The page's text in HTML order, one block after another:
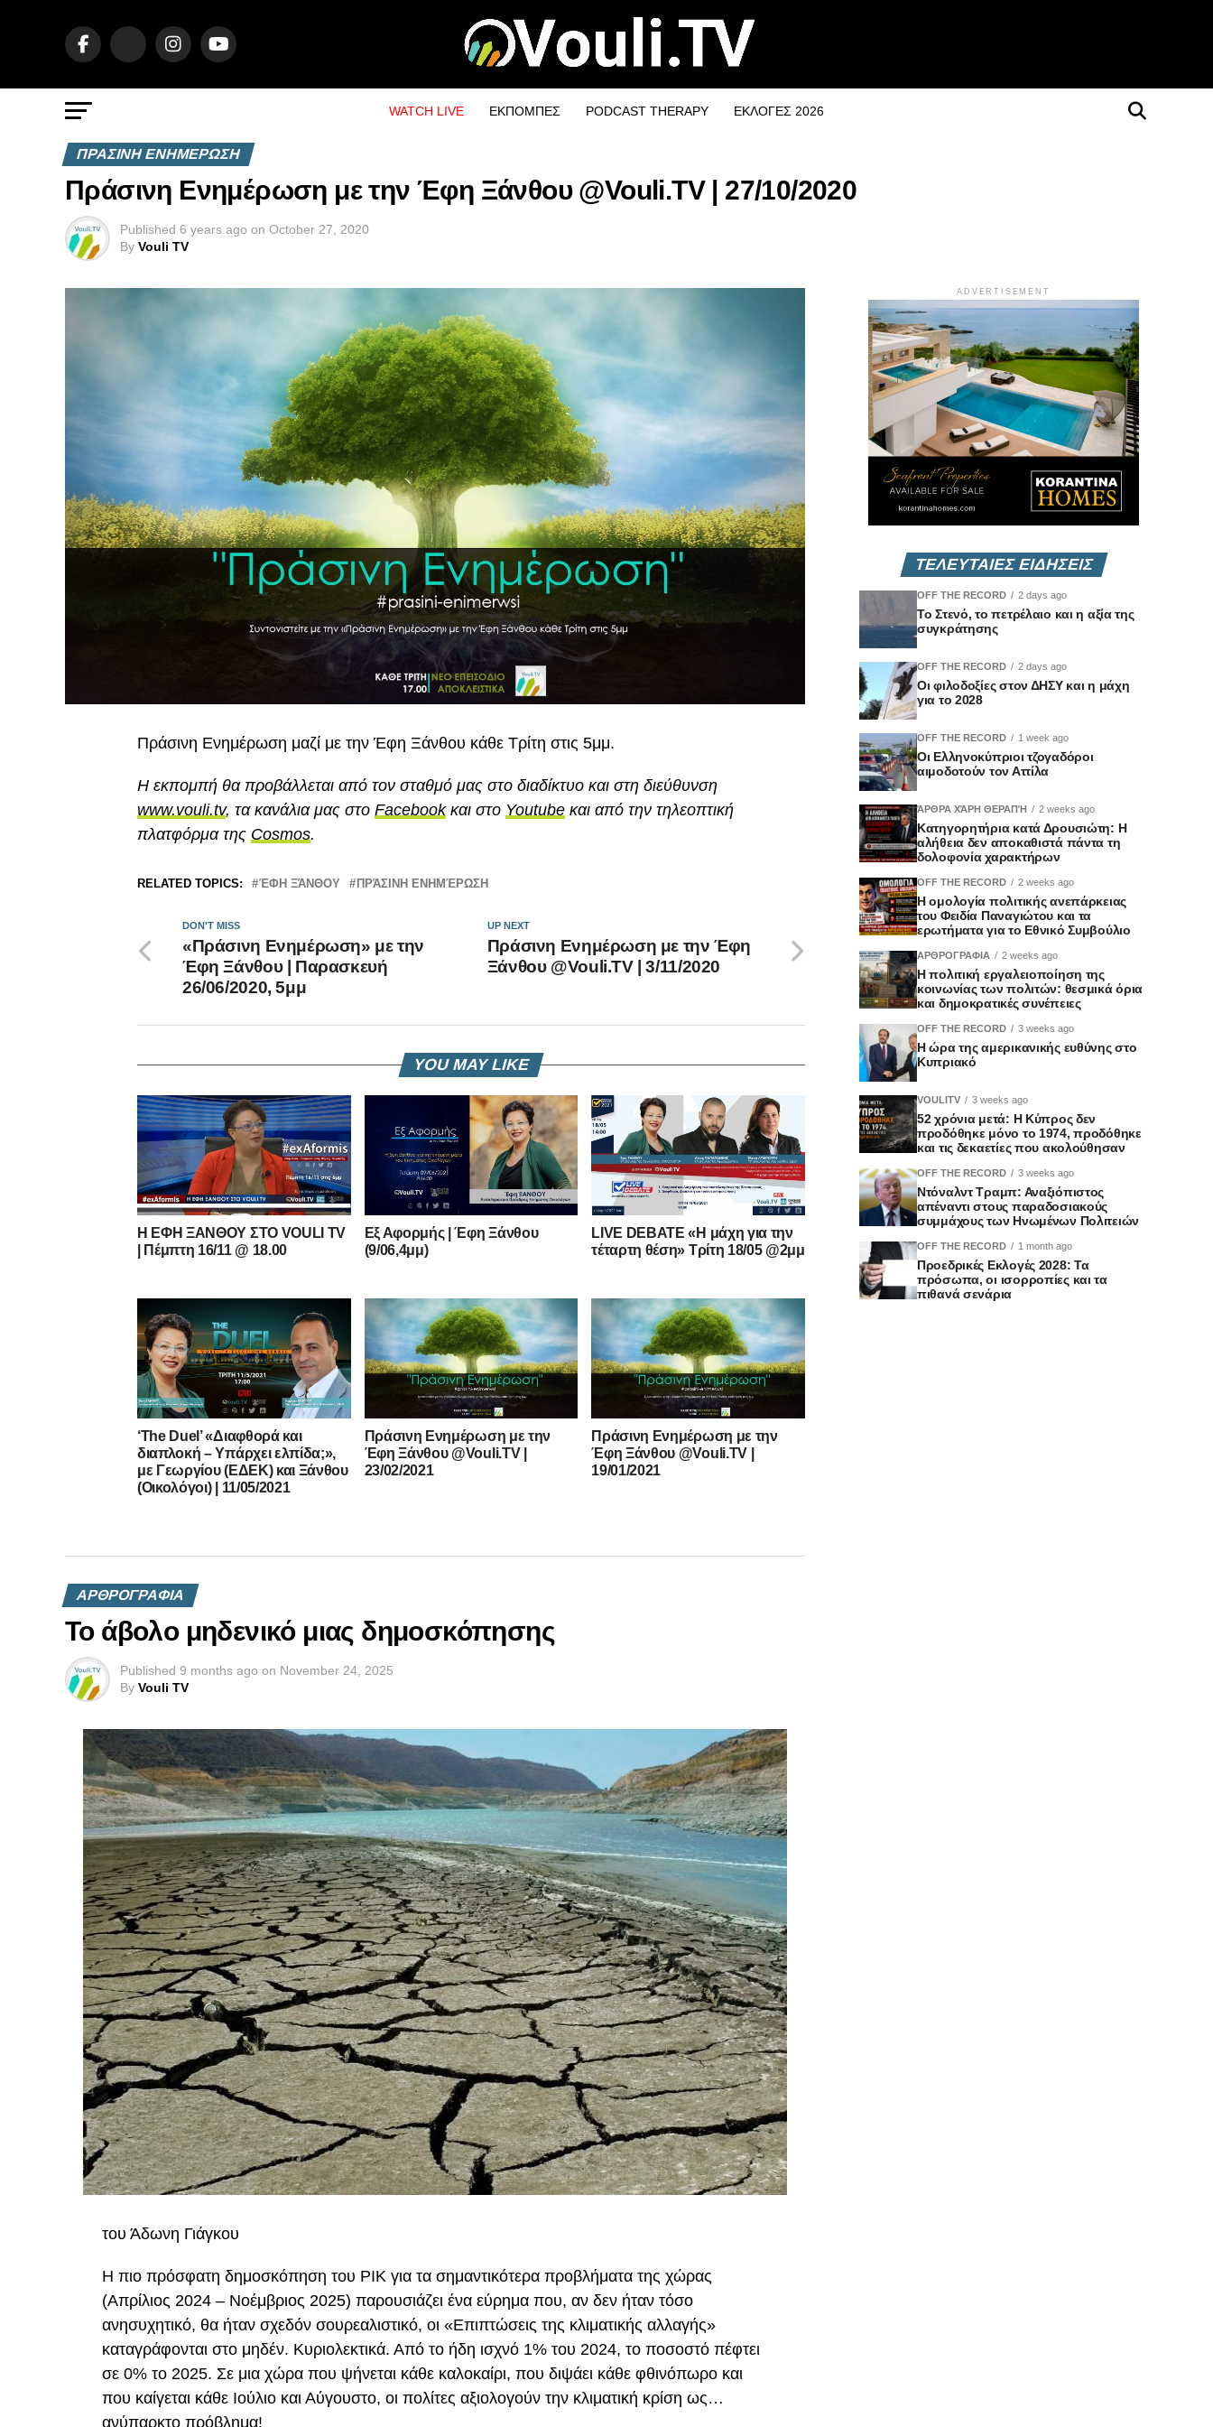
WATCH LIVE ΕΚΠΟΜΠΕΣ PODCAST THERAPY ΕΚΛΟΓΕΣ 2026
ΠΡΑΣΙΝΗ ΕΝΗΜΕΡΩΣΗ
Πράσινη Ενημέρωση με την Έφη Ξάνθου @Vouli.TV | 27/10/2020
Published 6 years ago on October 27, 2020
By Vouli TV
Πράσινη Ενημέρωση μαζί με την Έφη Ξάνθου κάθε Τρίτη στις 5μμ.
Η εκπομπή θα προβάλλεται από τον σταθμό μας στο διαδίκτυο και στη διεύθυνση
www.vouli.tv, τα κανάλια μας στο Facebookκαι στο Youtube και από την τηλεοπτική
πλατφόρμα της Cosmos.
RELATED TOPICS: ΈΦΗ ΞΆΝΘΟΥ ΠΡΆΣΙΝΗ ΕΝΗΜΈΡΩΣΗ
UP NEXT
Πράσινη Ενημέρωση με την Έφη
Ξάνθου @Vouli.TV | 3/11/2020
DON'T MISS
«Πράσινη Ενημέρωση» με την
Έφη Ξάνθου | Παρασκευή
26/06/2020, 5μμ
YOU MAY LIKE
Η ΕΦΗ ΞΑΝΘΟΥ ΣΤΟ VOULI TV
| Πέμπτη 16/11 @ 18.00
Εξ Αφορμής | Έφη Ξάνθου
(9/06,4μμ)
LIVE DEBATE «Η μάχη για την
τέταρτη θέση» Τρίτη 18/05 @2μμ
‘The Duel’ «Διαφθορά και
διαπλοκή – Υπάρχει ελπίδα;»,
με Γεωργίου (ΕΔΕΚ) και Ξάνθου
(Οικολόγοι) | 11/05/2021
Πράσινη Ενημέρωση με την
Έφη Ξάνθου @Vouli.TV |
23/02/2021
Πράσινη Ενημέρωση με την
Έφη Ξάνθου @Vouli.TV |
19/01/2021
ΑΡΘΡΟΓΡΑΦΙΑ
Το άβολο μηδενικό μιας δημοσκόπησης
Published 9 months ago on November 24, 2025
By Vouli TV
του Άδωνη Γιάγκου
Η πιο πρόσφατη δημοσκόπηση του ΡΙΚ για τα σημαντικότερα προβλήματα της χώρας
(Απρίλιος 2024 – Νοέμβριος 2025) παρουσιάζει ένα εύρημα που, αν δεν ήταν τόσο
ανησυχητικό, θα ήταν σχεδόν σουρεαλιστικό, οι «Επιπτώσεις της κλιματικής αλλαγής»
καταγράφονται στο μηδέν. Κυριολεκτικά. Από το ήδη ισχνό 1% του 2024, το ποσοστό πέφτει
σε 0% το 2025. Σε μια χώρα που ψήνεται κάθε καλοκαίρι, που διψάει κάθε φθινόπωρο και
που καίγεται κάθε Ιούλιο και Αύγουστο, οι πολίτες αξιολογούν την κλιματική κρίση ως…
ανύπαρκτο πρόβλημα!
ADVERTISEMENT
ΤΕΛΕΥΤΑΙΕΣ ΕΙΔΗΣΕΙΣ
OFF THE RECORD 2 days ago
Το Στενό, το πετρέλαιο και η αξία της
συγκράτησης
OFF THE RECORD 2 days ago
Οι φιλοδοξίες στον ΔΗΣΥ και η μάχη
για το 2028
OFF THE RECORD 1 week ago
Οι Ελληνοκύπριοι τζογαδόροι
αιμοδοτούν τον Αττίλα
ΆΡΘΡΑ ΧΆΡΗ ΘΕΡΑΠΉ 2 weeks ago
Κατηγορητήρια κατά Δρουσιώτη: Η
αλήθεια δεν αποκαθιστά πάντα τη
δολοφονία χαρακτήρων
OFF THE RECORD 2 weeks ago
Η ομολογία πολιτικής ανεπάρκειας
του Φειδία Παναγιώτου και τα
ερωτήματα για το Εθνικό Συμβούλιο
ΑΡΘΡΟΓΡΑΦΙΑ 2 weeks ago
Η πολιτική εργαλειοποίηση της
κοινωνίας των πολιτών: θεσμικά όρια
και δημοκρατικές συνέπειες
OFF THE RECORD 3 weeks ago
Η ώρα της αμερικανικής ευθύνης στο
Κυπριακό
VOULITV 3 weeks ago
52 χρόνια μετά: Η Κύπρος δεν
προδόθηκε μόνο το 1974, προδόθηκε
και τις δεκαετίες που ακολούθησαν
OFF THE RECORD 3 weeks ago
Ντόναλντ Τραμπ: Αναξιόπιστος
απέναντι στους παραδοσιακούς
συμμάχους των Ηνωμένων Πολιτειών
OFF THE RECORD 1 month ago
Προεδρικές Εκλογές 2028: Τα
πρόσωπα, οι ισορροπίες και τα
πιθανά σενάρια